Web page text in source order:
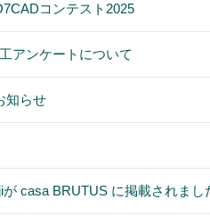
コンテスト2025
アンケートについて
知らせ
casa BRUTUS に掲載されまし